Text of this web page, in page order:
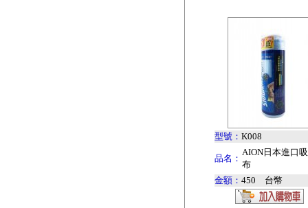
型號： K008
品名：
AION日本進口
布
金額： 450 台幣